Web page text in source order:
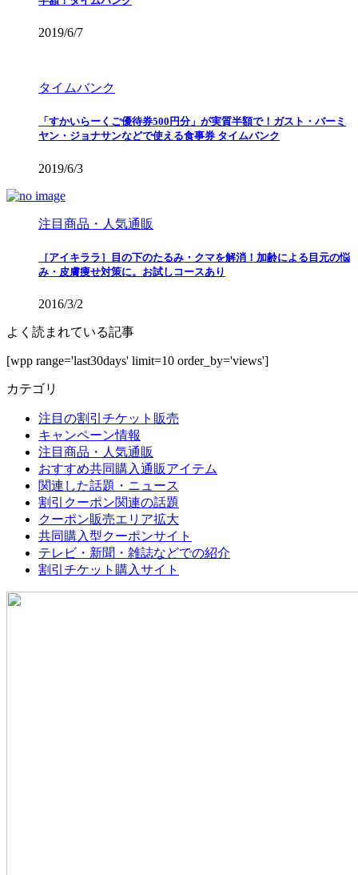
2019/6/7
タイムバンク
「すかいらーくご優待券500円分」が実質半額で！ガスト・バーミ
ヤン・ジョナサンなどで使える食事券 タイムバンク
2019/6/3
注目商品・人気通販
［アイキララ］目の下のたるみ・クマを解消！加齢による目元の悩
み・皮膚痩せ対策に。お試しコースあり
2016/3/2
よく読まれている記事
[wpp range='last30days' limit=10 order_by='views']
カテゴリ
注目の割引チケット販売
キャンペーン情報
注目商品・人気通販
おすすめ共同購入通販アイテム
関連した話題・ニュース
割引クーポン関連の話題
クーポン販売エリア拡大
共同購入型クーポンサイト
テレビ・新聞・雑誌などでの紹介
割引チケット購入サイト